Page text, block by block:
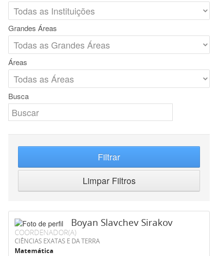
Grandes Áreas
Áreas
Busca
Filtrar
Limpar Filtros
Boyan Slavchev Sirakov
COORDENADOR(A)
CIÊNCIAS EXATAS E DA TERRA
Matemática